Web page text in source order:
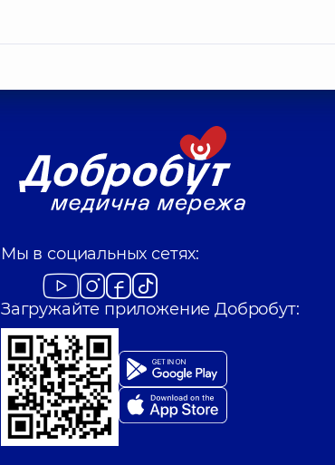
Мы в социальных сетях:
Загружайте приложение Добробут: